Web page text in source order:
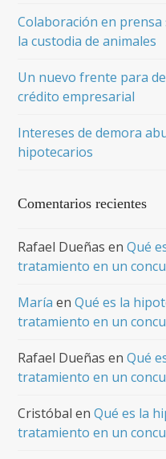
Colaboración en
la custodia de animales
Un nuevo frente para
crédito empresarial
Intereses de demora
hipotecarios
Comentarios recientes
Rafael Dueñas enQué
tratamiento en un
María enQué es la
tratamiento en un
Rafael Dueñas enQué
tratamiento en un
Cristóbal enQué es la
tratamiento en un